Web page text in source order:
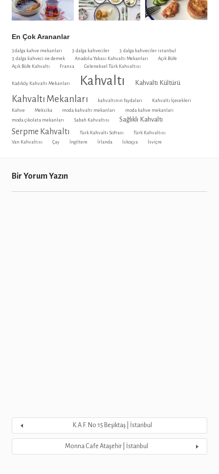
En Çok Arananlar
3 dalga kahve mekanları 3. dalga kahveciler
3. dalga kahveciler istanbul
3. dalga kahveci ne demek
Anadolu Yakası Kahvaltı Mekanları
Açık Büfe
Açık Büfe Kahvaltı
Fransa Geleneksel Türk Kahvaltısı
Kadıköy Kahvaltı Mekanları Kahvaltı Kahvaltı Kültürü
Kahvaltı Mekanları kahvaltının faydaları
Kahvaltı İçecekleri
Kahve
Meksika moda kahvaltı mekanları
moda kahve mekanları
moda çikolata mekanları
Sabah Kahvaltısı Sağlıklı Kahvaltı
Serpme Kahvaltı Türk Kahvaltı Sofrası
Türk Kahvaltısı
Van Kahvaltısı
Çay İngiltere İrlanda İskoçya İsviçre
Bir Yorum Yazın
K.A.F. No:15 Beşiktaş | İstanbul
Monna Cafe Ataşehir | İstanbul